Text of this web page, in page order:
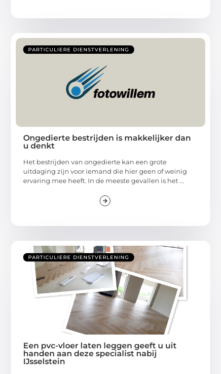
PARTICULIERE DIENSTVERLENING
Ongedierte bestrijden is makkelijker dan
u denkt
Het bestrijden van ongedierte kan een grote
uitdaging zijn voor iemand die hier geen of weinig
ervaring mee heeft. In de meeste gevallen is het ...
PARTICULIERE DIENSTVERLENING
Een pvc-vloer laten leggen geeft u uit
handen aan deze specialist nabij
IJsselstein